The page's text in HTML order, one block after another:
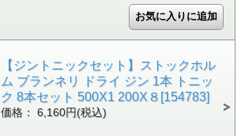
【ジントニックセット】ストックホル
ム ブランネリ ドライ ジン 1本 トニッ
ク 8本セット 500X1 200X８[154783]
価格： 6,160円(税込)